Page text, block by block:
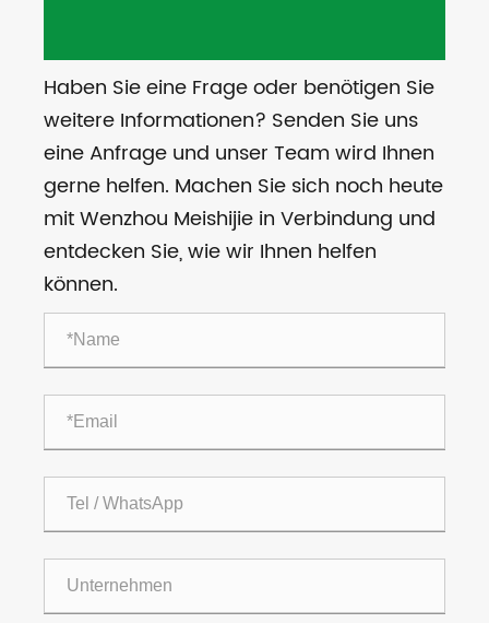
Haben Sie eine Frage oder benötigen Sie
weitere Informationen? Senden Sie uns
eine Anfrage und unser Team wird Ihnen
gerne helfen. Machen Sie sich noch heute
mit Wenzhou Meishijie in Verbindung und
entdecken Sie, wie wir Ihnen helfen
können.